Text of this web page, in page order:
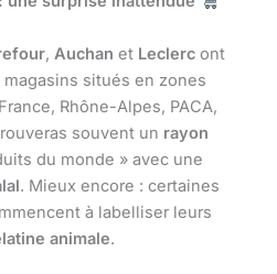
, Auchan et Leclerc ont
situés en zones
Rhône-Alpes, PACA,
souvent un rayon
du monde » avec une
. Mieux encore : certaines
à labelliser leurs
animale.